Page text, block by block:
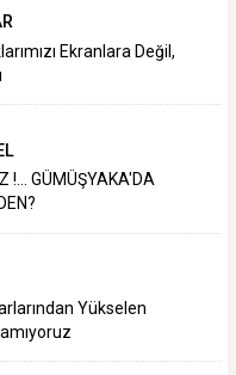
Ekranlara Değil,
!... GÜMÜŞYAKA'DA
Yükselen